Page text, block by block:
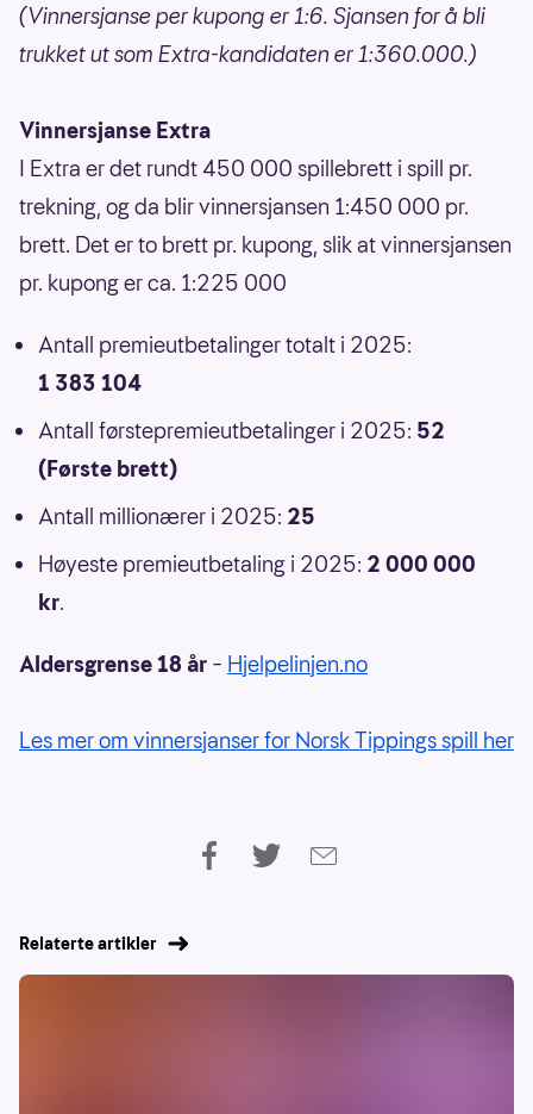
(Vinnersjanse per kupong er 1:6. Sjansen for å bli
trukket ut som Extra-kandidaten er 1:360.000.)
Vinnersjanse Extra
I Extra er det rundt 450 000 spillebrett i spill pr.
trekning, og da blir vinnersjansen 1:450 000 pr.
brett. Det er to brett pr. kupong, slik at vinnersjansen
pr. kupong er ca. 1:225 000
Antall premieutbetalinger totalt i 2025:
1 383 104
Antall førstepremieutbetalinger i 2025: 52
(Første brett)
Antall millionærer i 2025: 25
Høyeste premieutbetaling i 2025: 2 000 000
kr.
Aldersgrense 18 år – Hjelpelinjen.no
Les mer om vinnersjanser for Norsk Tippings spill her
Relaterte artikler